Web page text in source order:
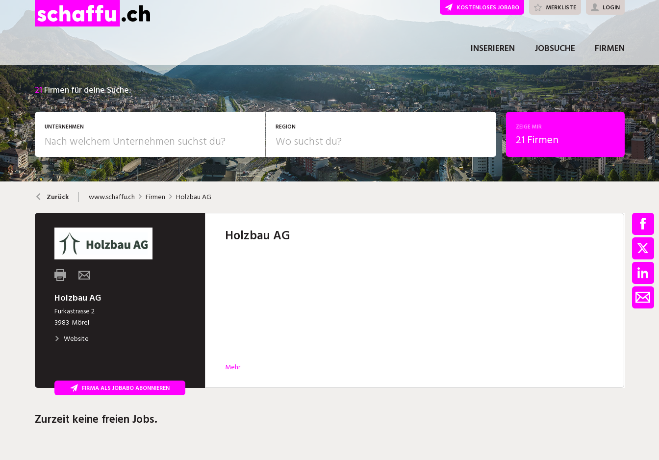
INSERIEREN JOBSUCHE FIRMEN
KOSTENLOSES JOBABO MERKLISTE LOGIN
21Firmen für deine Suche.
UNTERNEHMEN REGION ZEIGE MIR
21 Firmen
Zurück www.schaffu.ch Firmen Holzbau AG
Holzbau AG
Furkastrasse 2
3983 Mörel
Website
FIRMA ALS JOBABO ABONNIEREN
Holzbau AG
Mehr
Zurzeit keine freien Jobs.